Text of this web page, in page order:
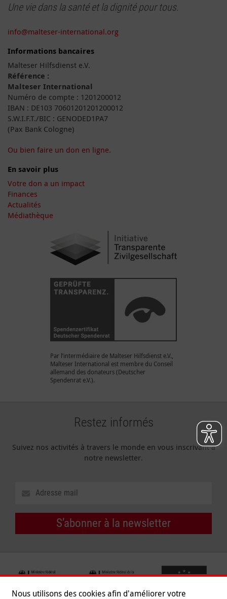
Une vie dans la santé et la dignité pour tous.
info@malteser-international.org
Informations bancaires
Malteser Hilfsdienst e.V.
Référence :
Malteser International
Numéro de compte : 1201200012
IBAN : DE103 70601201201200012
S.W.I.F.T./BIC : GENODED1PA7
(Pax Bank Cologne)
Ou bien faire un don en ligne.
En savoir plus
Votre don a un impact
Finances
Actualités
Médiathèque
Par l’intermédiaire de Malteser Hilfsdienst e.V.,
Malteser International est membre du Conseil
allemand des donateurs (Deutscher
Spendenrat e.V.).
Restez informés
Suivez nos activités à travers le monde en vous inscrivant à
notre newsletter.
S’abonner à la newsletter
Nous utilisons des cookies afin d'améliorer votre